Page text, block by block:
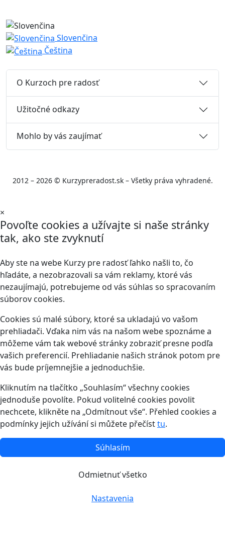
Slovenčina
Čeština
O Kurzoch pre radosť
Užitočné odkazy
Mohlo by vás zaujímať
2012 – 2026 © Kurzypreradost.sk – Všetky práva vyhradené.
×
Povoľte cookies a užívajte si naše stránky
tak, ako ste zvyknutí
Aby ste na webe Kurzy pre radosť ľahko našli to, čo
hľadáte, a nezobrazovali sa vám reklamy, ktoré vás
nezaujímajú, potrebujeme od vás súhlas so spracovaním
súborov cookies.
Cookies sú malé súbory, ktoré sa ukladajú vo vašom
prehliadači. Vďaka nim vás na našom webe spoznáme a
môžeme vám tak webové stránky zobraziť presne podľa
vašich preferencií. Prehliadanie našich stránok potom pre
vás bude príjemnejšie a jednoduchšie.
Kliknutím na tlačítko „Souhlasím“ všechny cookies
jednoduše povolíte. Pokud volitelné cookies povolit
nechcete, klikněte na „Odmítnout vše“. Přehled cookies a
podmínky jejich užívání si můžete přečísttu.
Súhlasím
Odmietnuť všetko
Nastavenia